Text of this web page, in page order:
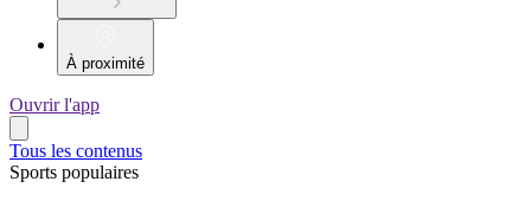
À proximité
Ouvrir l'app
Tous les contenus
Sports populaires